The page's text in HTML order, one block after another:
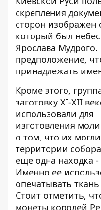
скрепления
сторон изображен
который был
Ярослава Мудрого.
предположение,
принадлежать
Кроме этого,
заготовку XI-XII
использовали для
изготовления
о том, что их
территории
еще одна находка
Именно ее
опечатывать
Стоит отметить,
монеты королей